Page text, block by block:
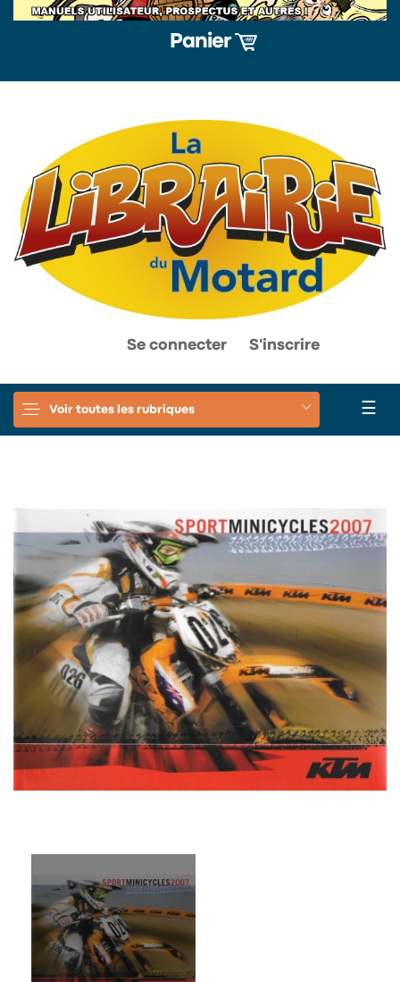
Panier
Se connecter S'inscrire
Voir toutes les rubriques ☰